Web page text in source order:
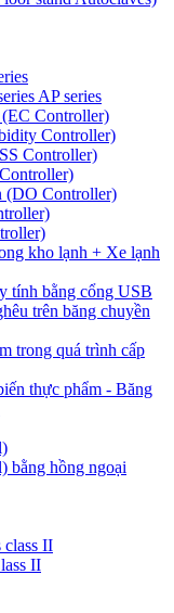
AP series
Controller)
Controller)
Controller)
(DO Controller)
kho lạnh + Xe lạnh
tính bằng cổng USB
trên băng chuyền
trong quá trình cấp
thực phẩm - Băng
bằng hồng ngoại
class II
II